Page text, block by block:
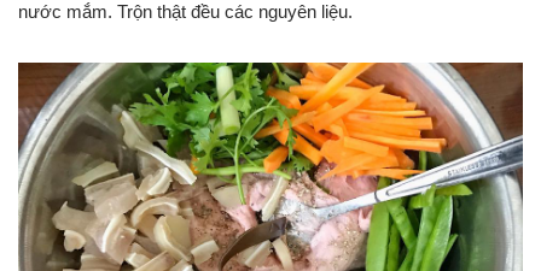
nước mắm. Trộn thật đều các nguyên liệu.